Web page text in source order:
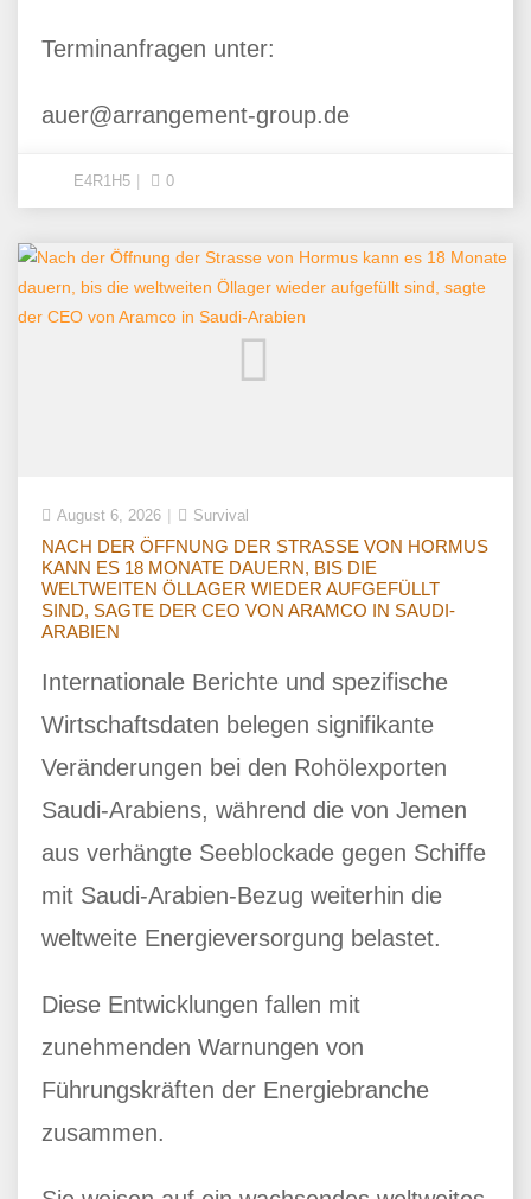
Terminanfragen unter:
auer@arrangement-group.de
E4R1H5 0
August 6, 2026 Survival
NACH DER ÖFFNUNG DER STRASSE VON HORMUS
KANN ES 18 MONATE DAUERN, BIS DIE
WELTWEITEN ÖLLAGER WIEDER AUFGEFÜLLT
SIND, SAGTE DER CEO VON ARAMCO IN SAUDI-
ARABIEN
Internationale Berichte und spezifische
Wirtschaftsdaten belegen signifikante
Veränderungen bei den Rohölexporten
Saudi-Arabiens, während die von Jemen
aus verhängte Seeblockade gegen Schiffe
mit Saudi-Arabien-Bezug weiterhin die
weltweite Energieversorgung belastet.
Diese Entwicklungen fallen mit
zunehmenden Warnungen von
Führungskräften der Energiebranche
zusammen.